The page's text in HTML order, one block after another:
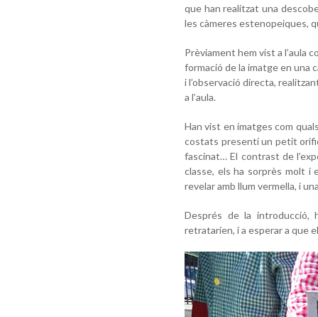
que han realitzat una
les càmeres estenopeiques,
Prèviament hem vist a l’aula
formació de la imatge en una
i l’observació directa,
a l’aula.
Han vist en imatges com
costats presenti un petit
fascinat… El contrast de
classe, els ha sorprès molt i
revelar amb llum vermella, i
Després de la introducció,
retrataríen, i a esperar a que